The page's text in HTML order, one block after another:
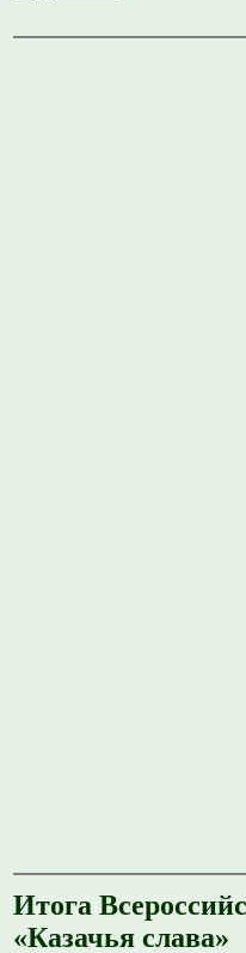
Итога
«Казачья слава»